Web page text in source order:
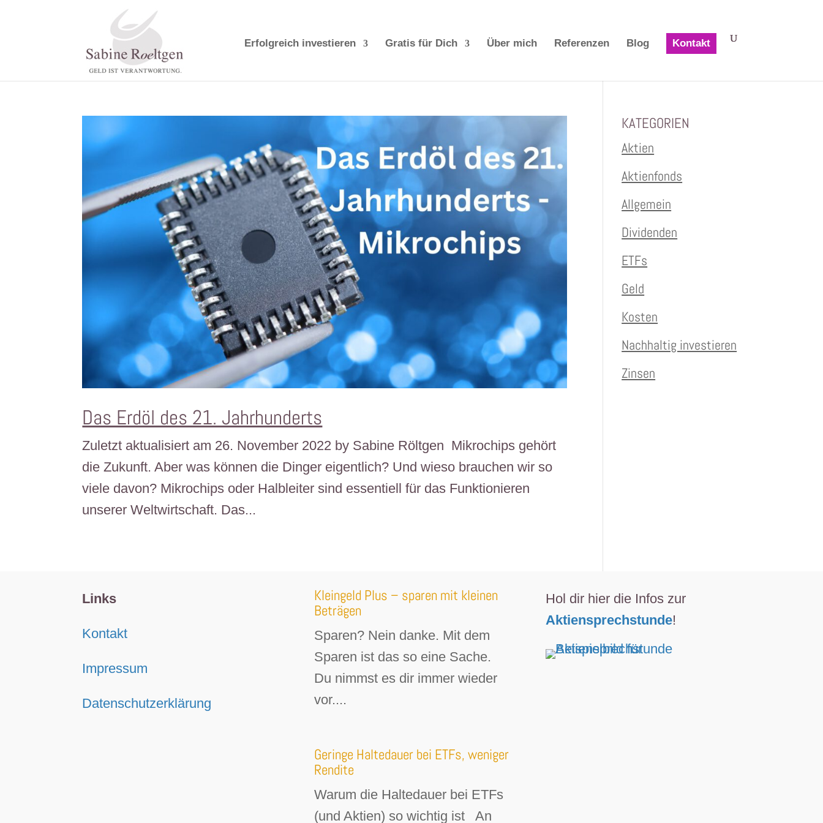
Erfolgreich investieren Gratis für Dich Über mich Referenzen Blog Kontakt
Das Erdöl des 21. Jahrhunderts
Zuletzt aktualisiert am 26. November 2022 by Sabine Röltgen Mikrochips gehört
die Zukunft. Aber was können die Dinger eigentlich? ​​Und wieso brauchen wir so
viele davon? Mikrochips oder Halbleiter sind essentiell für das Funktionieren
unserer Weltwirtschaft. Das...
KATEGORIEN
Aktien
Aktienfonds
Allgemein
Dividenden
ETFs
Geld
Kosten
Nachhaltig investieren
Zinsen
Links
Kontakt
Impressum
Datenschutzerklärung
Kleingeld Plus – sparen mit kleinen
Beträgen
Sparen? Nein danke. Mit dem
Sparen ist das so eine Sache.
Du nimmst es dir immer wieder
vor....
Geringe Haltedauer bei ETFs, weniger
Rendite
Warum die Haltedauer bei ETFs
(und Aktien) so wichtig ist An
Hol dir hier die Infos zur
Aktiensprechstunde!